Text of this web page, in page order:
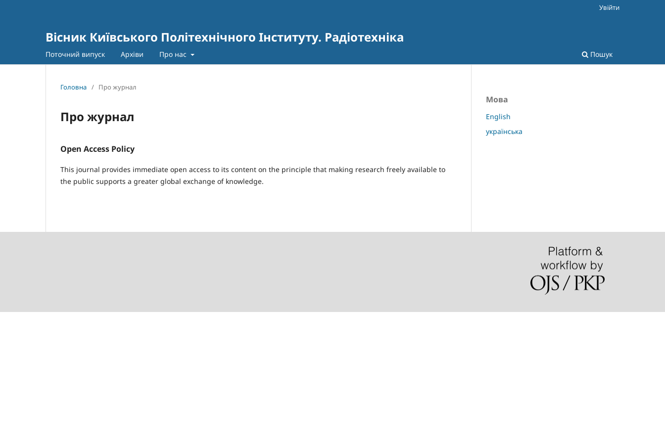
Вісник Київського Політехнічного Інституту. Радіотехніка
Поточний випуск Архіви Про нас Пошук
Увійти
Головна / Про журнал
Про журнал
Open Access Policy
This journal provides immediate open access to its content on the principle that making research freely available to
the public supports a greater global exchange of knowledge.
Мова
English
українська